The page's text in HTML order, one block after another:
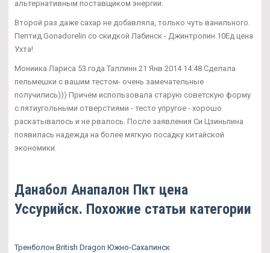
альтернативным поставщиком энергии.
Второй раз даже сахар не добавляла, только чуть ванильного.
Пептид Gonadorelin со скидкой Лабинск - Джинтропин 10Ед цена
Ухта!
Мониика Лариса 53 года Таллинн 21 Янв 2014 14:48 Сделала
пельмешки с вашим тестом- очень замечательные
получились))) Причем использовала старую советскую форму
с пятиугольными отверстиями - тесто упругое - хорошо
раскатывалось и не рвалось. После заявления Си Цзиньпина
появилась надежда на более мягкую посадку китайской
экономики.
Данабол Анапалон Пкт цена
Уссурийск. Похожие статьи категории
Тренболон British Dragon Южно-Сахалинск